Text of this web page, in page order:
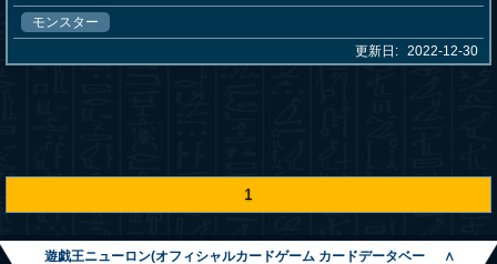
モンスター
更新日: 2022-12-30
1
遊戯王ニューロン(オフィシャルカードゲーム カードデータベー
∧